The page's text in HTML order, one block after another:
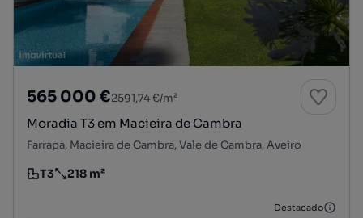
565 000 €2591,74 €/m²
Moradia T3 em Macieira de Cambra
Farrapa, Macieira de Cambra, Vale de Cambra, Aveiro
Tipologia
T3
Preço por metro quadrado
218 m²
Destacado